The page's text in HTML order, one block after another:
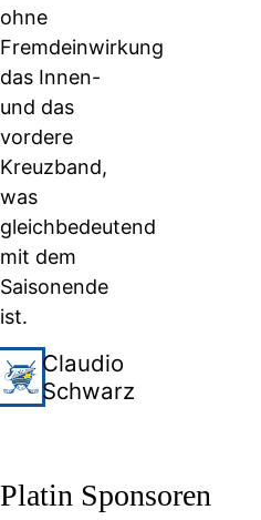
ohne
Fremdeinwirkung
das Innen-
und das
vordere
Kreuzband,
was
gleichbedeutend
mit dem
Saisonende
ist.
Claudio
Schwarz
Platin Sponsoren